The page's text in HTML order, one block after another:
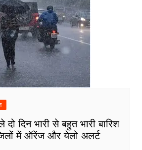
दिन भारी से बहुत भारी बारिश
में ऑरेंज और येलो अलर्ट